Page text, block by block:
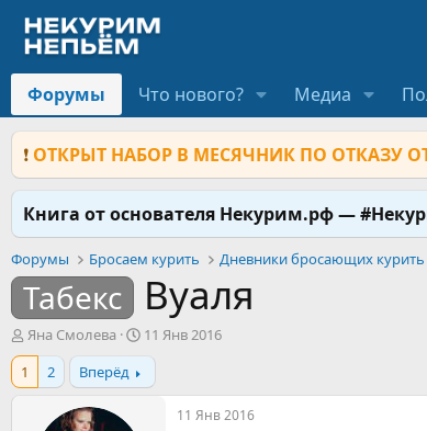
Форумы Что нового? Медиа
❗ ОТКРЫТ НАБОР В МЕСЯЧНИК ПО ОТКАЗУ
Книга от основателя Некурим.рф —
Форумы Бросаем курить Дневники бросающих курить
Табекс Вуаля
А
в
о
Яна Смолева
Д
а
а
11 Янв 2016
1
2 Вперёд
11 Янв 2016